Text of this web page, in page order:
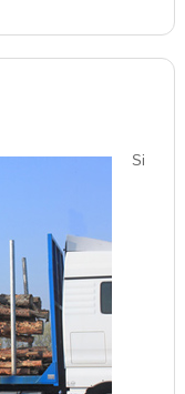
Si